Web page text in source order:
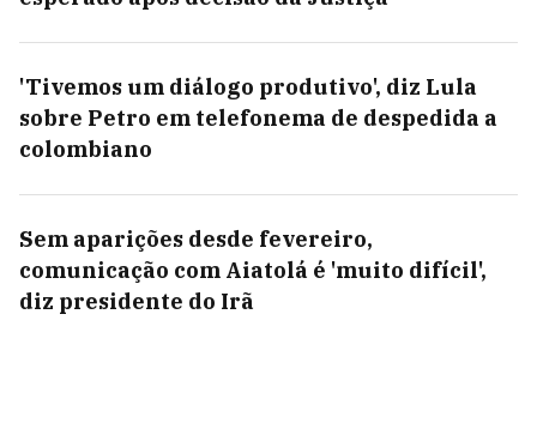
'Tivemos um diálogo produtivo', diz Lula
sobre Petro em telefonema de despedida a
colombiano
Sem aparições desde fevereiro,
comunicação com Aiatolá é 'muito difícil',
diz presidente do Irã